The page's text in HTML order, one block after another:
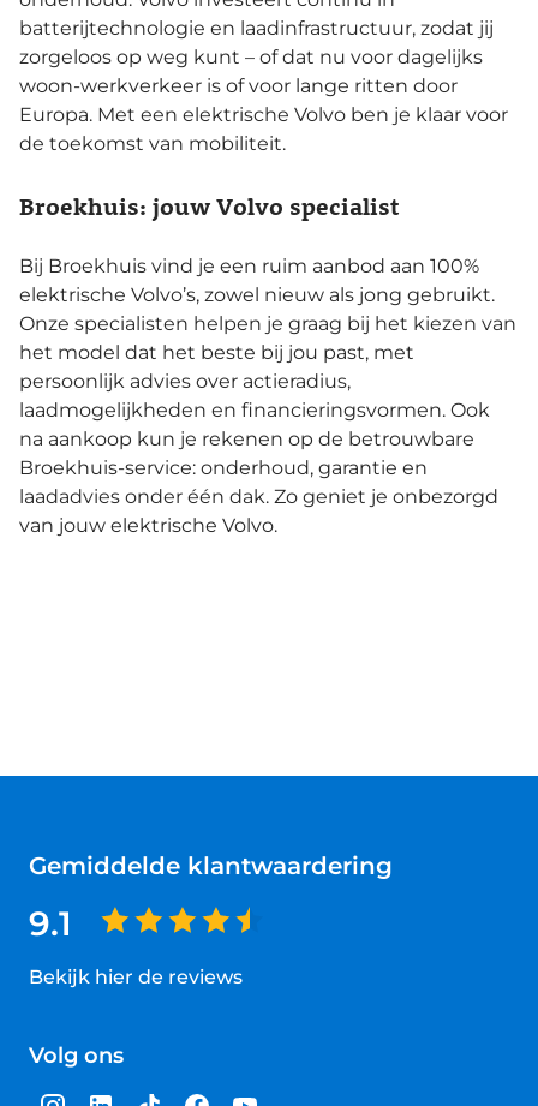
batterijtechnologie en laadinfrastructuur, zodat jij
zorgeloos op weg kunt – of dat nu voor dagelijks
woon-werkverkeer is of voor lange ritten door
Europa. Met een elektrische Volvo ben je klaar voor
de toekomst van mobiliteit.
Broekhuis: jouw Volvo specialist
Bij Broekhuis vind je een ruim aanbod aan 100%
elektrische Volvo’s, zowel nieuw als jong gebruikt.
Onze specialisten helpen je graag bij het kiezen van
het model dat het beste bij jou past, met
persoonlijk advies over actieradius,
laadmogelijkheden en financieringsvormen. Ook
na aankoop kun je rekenen op de betrouwbare
Broekhuis-service: onderhoud, garantie en
laadadvies onder één dak. Zo geniet je onbezorgd
van jouw elektrische Volvo.
Gemiddelde klantwaardering
9.1
Bekijk hier de reviews
van
Volg ons